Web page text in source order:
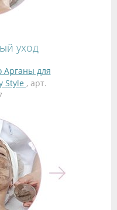
уход
Арганы для
Style , арт.